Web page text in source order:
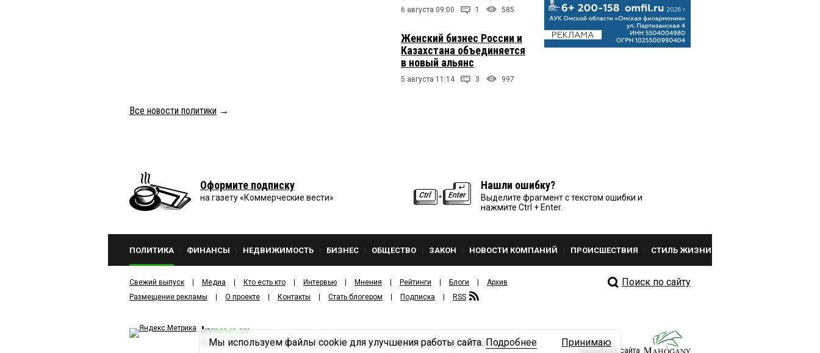
6 августа 09:00 1 585
Женский бизнес России и
Казахстана объединяется
в новый альянс
5 августа 11:14 3 997
Все новости политики →
Оформите подписку
на газету «Коммерческие вести»
Нашли ошибку?
Выделите фрагмент с текстом ошибки и
нажмите Ctrl + Enter.
ПОЛИТИКА ФИНАНСЫ НЕДВИЖИМОСТЬ БИЗНЕС ОБЩЕСТВО ЗАКОН НОВОСТИ КОМПАНИЙ ПРОИСШЕСТВИЯ СТИЛЬ ЖИЗНИ
Свежий выпуск Медиа Кто есть кто Интервью Мнения Рейтинги Блоги
Архив
Размещение рекламы
О проекте Контакты Стать блогером Подписка RSS
Поиск по сайту
kvnews.ru
2001—2026ООО ИЗДАТЕЛЬСКИЙ ДОМ «КВ».
Политика конфиденциальности
Разработка сайта
Мы используем файлы cookie для улучшения работы сайта. Подробнее Принимаю